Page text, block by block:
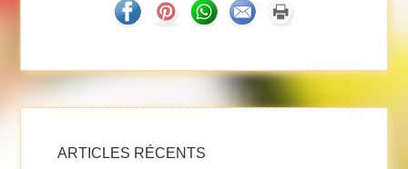
ARTICLES RÉCENTS